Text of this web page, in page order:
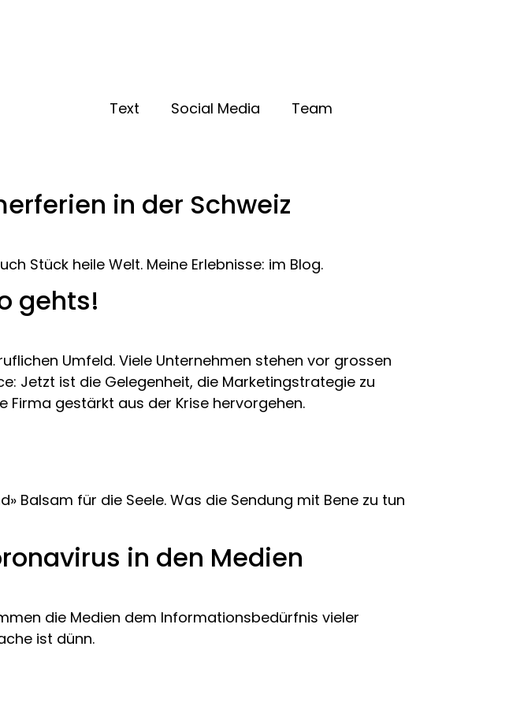
Text Social Media Team
in der Schweiz
Stück heile Welt. Meine Erlebnisse: im Blog.
gehts!
Umfeld. Viele Unternehmen stehen vor grossen
Jetzt ist die Gelegenheit, die Marketingstrategie zu
Firma gestärkt aus der Krise hervorgehen.
Balsam für die Seele. Was die Sendung mit Bene zu tun
in den Medien
die Medien dem Informationsbedürfnis vieler
ist dünn.